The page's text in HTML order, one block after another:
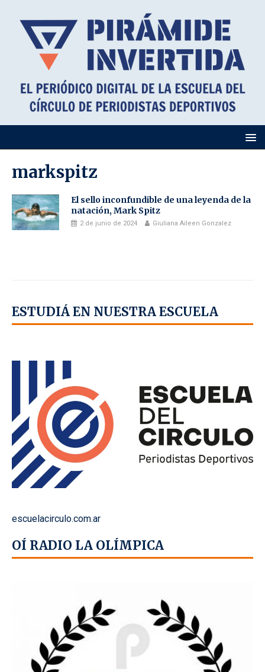
markspitz
El sello inconfundible de una leyenda de la
natación, Mark Spitz
2 de junio de 2024 Giuliana Aileen Gonzalez
ESTUDIÁ EN NUESTRA ESCUELA
escuelacirculo.com.ar
OÍ RADIO LA OLÍMPICA